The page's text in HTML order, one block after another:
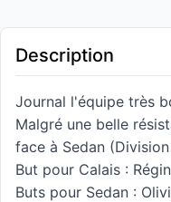
Description
Journal l'équipe très
Malgré une belle
face à Sedan (Division
But pour Calais :
Buts pour Sedan :